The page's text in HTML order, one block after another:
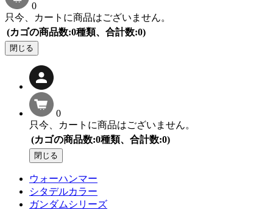
0
只今、カートに商品はございません。
(カゴの商品数:0種類、合計数:0)
閉じる
0
只今、カートに商品はございません。
(カゴの商品数:0種類、合計数:0)
閉じる
ウォーハンマー
シタデルカラー
ガンダムシリーズ